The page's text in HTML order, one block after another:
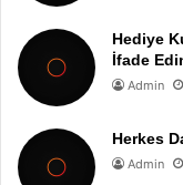
Hediye
İfade
Admin
Herkes
Admin